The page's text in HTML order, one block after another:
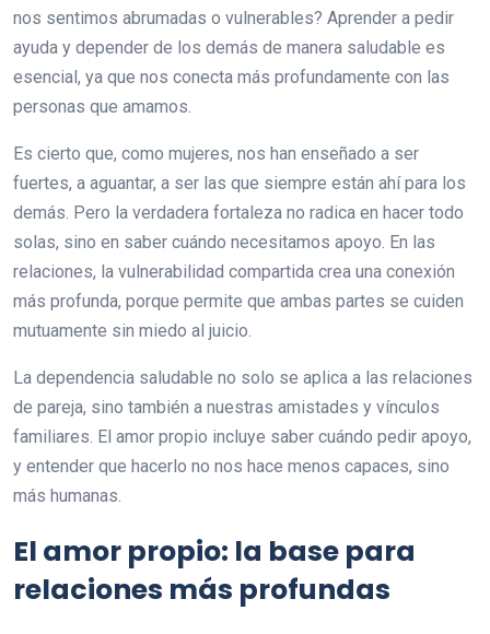
nos sentimos abrumadas o vulnerables? Aprender a pedir
ayuda y depender de los demás de manera saludable es
esencial, ya que nos conecta más profundamente con las
personas que amamos.
Es cierto que, como mujeres, nos han enseñado a ser
fuertes, a aguantar, a ser las que siempre están ahí para los
demás. Pero la verdadera fortaleza no radica en hacer todo
solas, sino en saber cuándo necesitamos apoyo. En las
relaciones, la vulnerabilidad compartida crea una conexión
más profunda, porque permite que ambas partes se cuiden
mutuamente sin miedo al juicio.
La dependencia saludable no solo se aplica a las relaciones
de pareja, sino también a nuestras amistades y vínculos
familiares. El amor propio incluye saber cuándo pedir apoyo,
y entender que hacerlo no nos hace menos capaces, sino
más humanas.
El amor propio: la base para
relaciones más profundas